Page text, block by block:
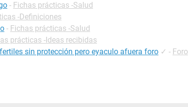
- Fichas prácticas -Salud
-Definiciones
- Fichas prácticas -Salud
prácticas -Ideas recibidas
sin protección pero eyaculo afuera foro ✓ - Foro